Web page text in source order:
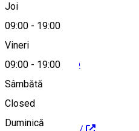
Joi
09:00 - 19:00
Vineri
09:00 - 19:00
Sâmbătă
Closed
Duminică
office@logiclub.ro